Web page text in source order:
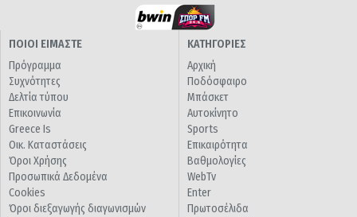
ΠΟΙΟΙ ΕΙΜΑΣΤΕ
Πρόγραμμα
Συχνότητες
Δελτία τύπου
Επικοινωνία
Greece Is
Οικ. Καταστάσεις
Όροι Χρήσης
Προσωπικά Δεδομένα
Cookies
Όροι διεξαγωγής διαγωνισμών
ΚΑΤΗΓΟΡΙΕΣ
Αρχική
Ποδόσφαιρο
Μπάσκετ
Αυτοκίνητο
Sports
Επικαιρότητα
Βαθμολογίες
WebTv
Enter
Πρωτοσέλιδα